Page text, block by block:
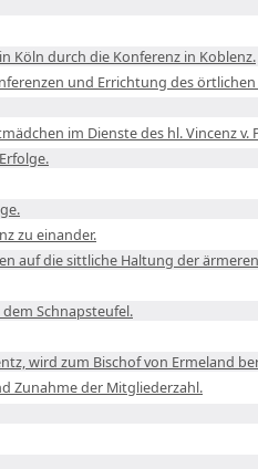
Köln durch die Konferenz in Koblenz.
und Errichtung des
im Dienste des hl. Vincenz v.
zu einander.
auf die sittliche Haltung der
Schnapsteufel.
wird zum Bischof von Ermeland
Zunahme der Mitgliederzahl.